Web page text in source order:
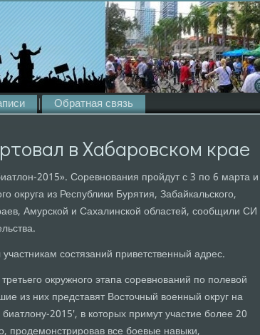
Обратная связь
в Хабаровском крае
2015». Соревнования пройдут с 3 по 6 марта и
округа из Республики Бурятия, Забайкальского,
Амурской и Сахалинской областей, сообщили СИ
состязаний приветственный адрес.
окружного этапа соревнований по полевой
из них представят Восточный военный округ на
2015', в которых примут участие более 20
продемонстрировав все боевые навыки,